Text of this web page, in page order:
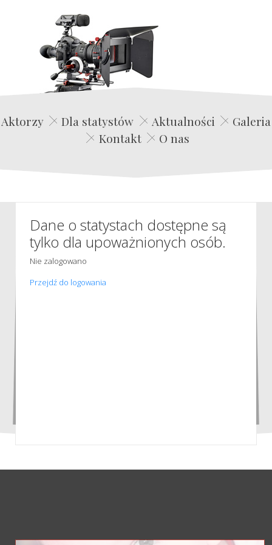
Edwin Film Agencja Aktorska
Aktorzy Dla statystów Aktualności
Galeria
Kontakt
O nas
Dane o statystach dostępne są
tylko dla upoważnionych osób.
Nie zalogowano
Przejdź do logowania